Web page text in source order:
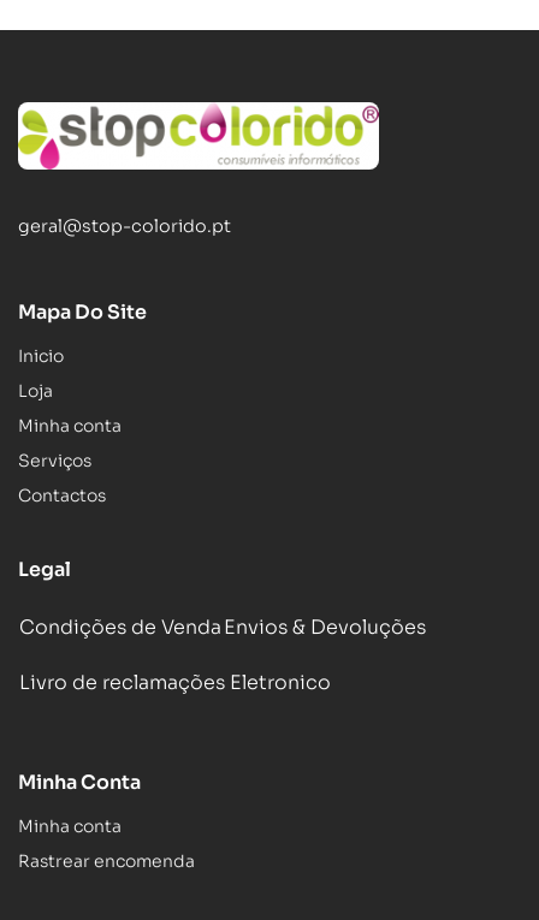
geral@stop-colorido.pt
Mapa Do Site
Inicio
Loja
Minha conta
Serviços
Contactos
Legal
Condições de VendaEnvios & Devoluções
Livro de reclamações Eletronico
Minha Conta
Minha conta
Rastrear encomenda